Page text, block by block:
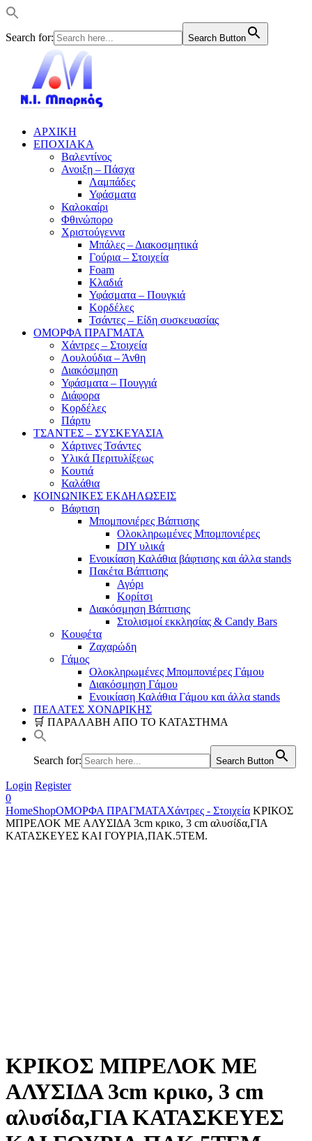
Search for: Search Button
ΑΡΧΙΚΗ
ΕΠΟΧΙΑΚΑ
Βαλεντίνος
Ανοιξη – Πάσχα
Λαμπάδες
Υφάσματα
Καλοκαίρι
Φθινώπορο
Χριστούγεννα
Μπάλες – Διακοσμητικά
Γούρια – Στοιχεία
Foam
Κλαδιά
Υφάσματα – Πουγκιά
Κορδέλες
Τσάντες – Είδη συσκευασίας
ΟΜΟΡΦΑ ΠΡΑΓΜΑΤΑ
Χάντρες – Στοιχεία
Λουλούδια – Άνθη
Διακόσμηση
Υφάσματα – Πουγγιά
Διάφορα
Κορδέλες
Πάρτυ
ΤΣΑΝΤΕΣ – ΣΥΣΚΕΥΑΣΙΑ
Χάρτινες Τσάντες
Υλικά Περιτυλίξεως
Κουτιά
Καλάθια
ΚΟΙΝΩΝΙΚΕΣ ΕΚΔΗΛΩΣΕΙΣ
Βάφτιση
Μπομπονιέρες Βάπτισης
Ολοκληρωμένες Μπομπονιέρες
DIY υλικά
Ενοικίαση Καλάθια βάφτισης και άλλα stands
Πακέτα Βάπτισης
Αγόρι
Κορίτσι
Διακόσμηση Βάπτισης
Στολισμοί εκκλησίας & Candy Bars
Κουφέτα
Ζαχαρώδη
Γάμος
Ολοκληρωμένες Μπομπονιέρες Γάμου
Διακόσμηση Γάμου
Ενοικίαση Καλάθια Γάμου και άλλα stands
ΠΕΛΑΤΕΣ ΧΟΝΔΡΙΚΗΣ
🛒 ΠΑΡΑΛΑΒΗ ΑΠΟ ΤΟ ΚΑΤΑΣΤΗΜΑ
Search for: Search Button
Login Register
0
HomeShopΟΜΟΡΦΑ ΠΡΑΓΜΑΤΑΧάντρες - Στοιχεία ΚΡΙΚΟΣ
ΜΠΡΕΛΟΚ ΜΕ ΑΛΥΣΙΔΑ 3cm κρικο, 3 cm αλυσίδα,ΓΙΑ
ΚΑΤΑΣΚΕΥΕΣ ΚΑΙ ΓΟΥΡΙΑ,ΠΑΚ.5ΤΕΜ.
ΚΡΙΚΟΣ ΜΠΡΕΛΟΚ ΜΕ
ΑΛΥΣΙΔΑ 3cm κρικο, 3 cm
αλυσίδα,ΓΙΑ ΚΑΤΑΣΚΕΥΕΣ